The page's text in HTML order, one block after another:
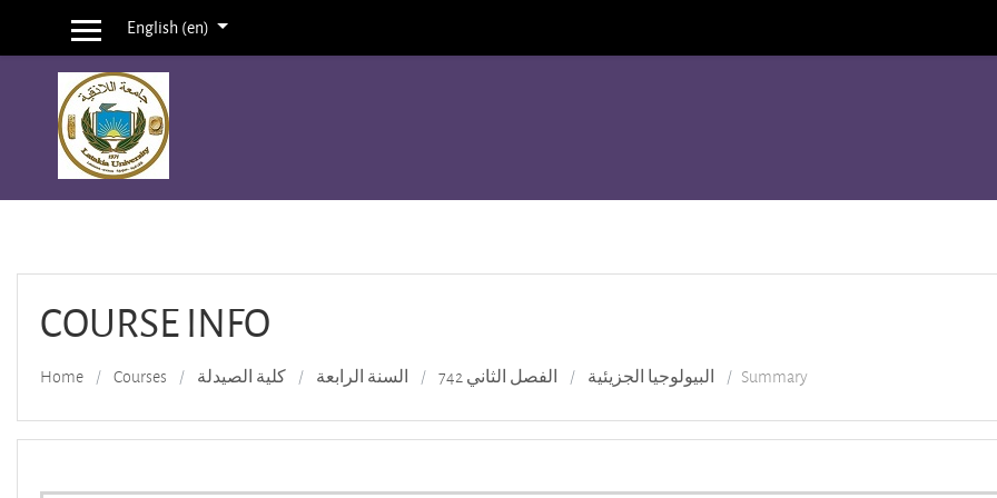
Skip to main content
Side panelEnglish ‎(en)‎
COURSE INFO
Home Courses كلية الصيدلة السنة الرابعة الفصل الثاني 742 البيولوجيا الجزيئية Summary